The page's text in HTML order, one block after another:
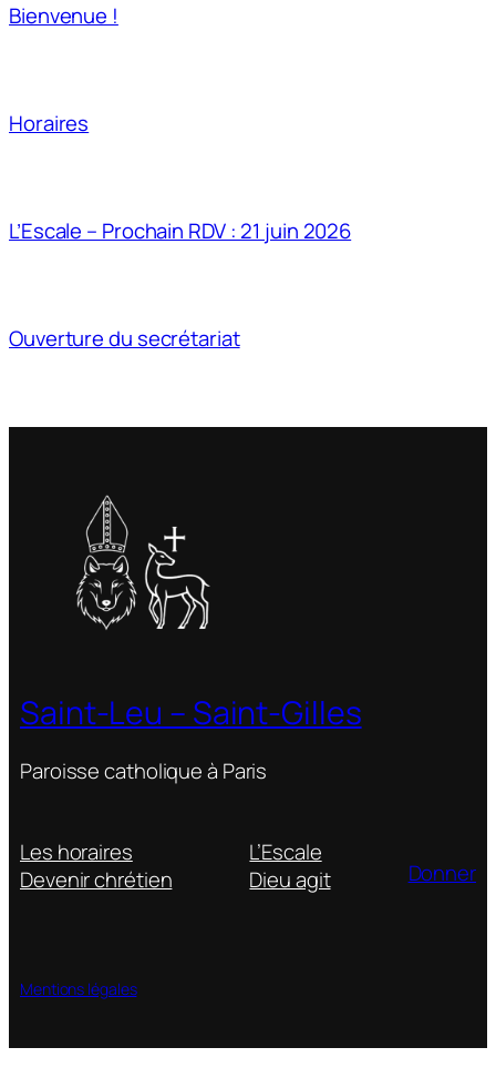
Bienvenue !
Horaires
L’Escale – Prochain RDV : 21 juin 2026
Ouverture du secrétariat
Saint-Leu – Saint-Gilles
Paroisse catholique à Paris
Les horaires
Devenir chrétien
L’Escale
Dieu agit
Donner
Mentions légales